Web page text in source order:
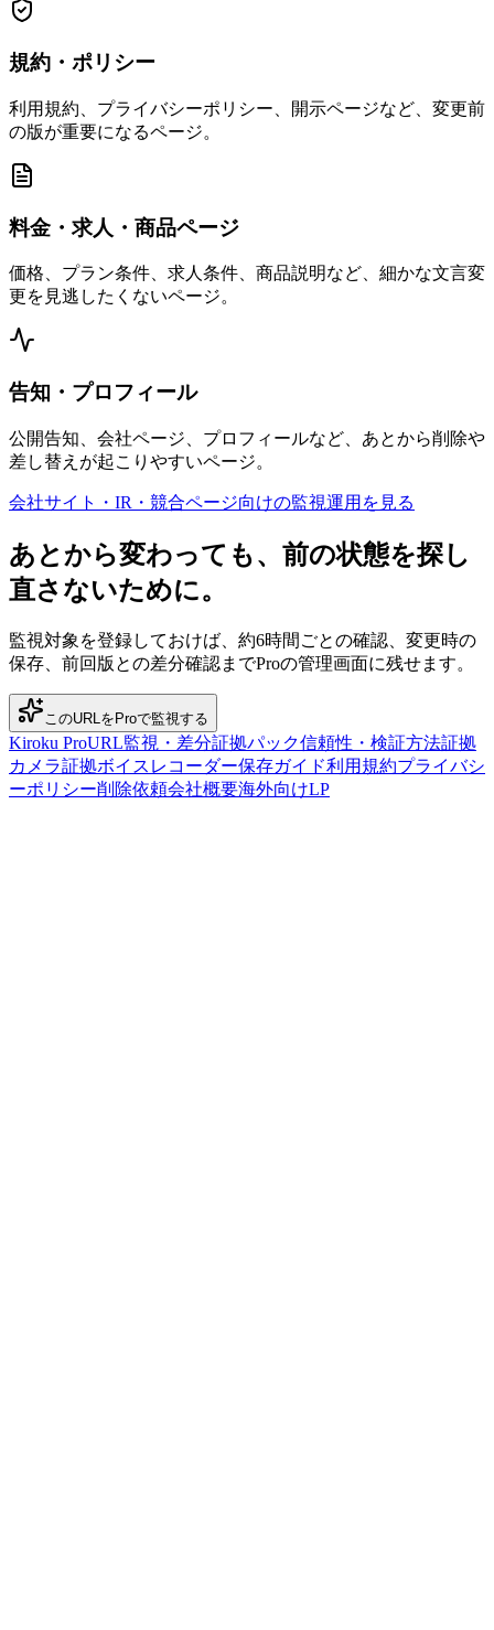
規約・ポリシー
利用規約、プライバシーポリシー、開示ページなど、変更前
の版が重要になるページ。
料金・求人・商品ページ
価格、プラン条件、求人条件、商品説明など、細かな文言変
更を見逃したくないページ。
告知・プロフィール
公開告知、会社ページ、プロフィールなど、あとから削除や
差し替えが起こりやすいページ。
会社サイト・IR・競合ページ向けの監視運用を見る
あとから変わっても、前の状態を探し
直さないために。
監視対象を登録しておけば、約6時間ごとの確認、変更時の
保存、前回版との差分確認までProの管理画面に残せます。
このURLをProで監視する
Kiroku ProURL監視・差分証拠パック信頼性・検証方法証拠
カメラ証拠ボイスレコーダー保存ガイド利用規約プライバシ
ーポリシー削除依頼会社概要海外向けLP